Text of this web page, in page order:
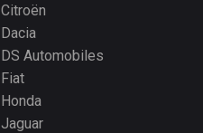
Citroën
Dacia
DS Automobiles
Fiat
Honda
Jaguar